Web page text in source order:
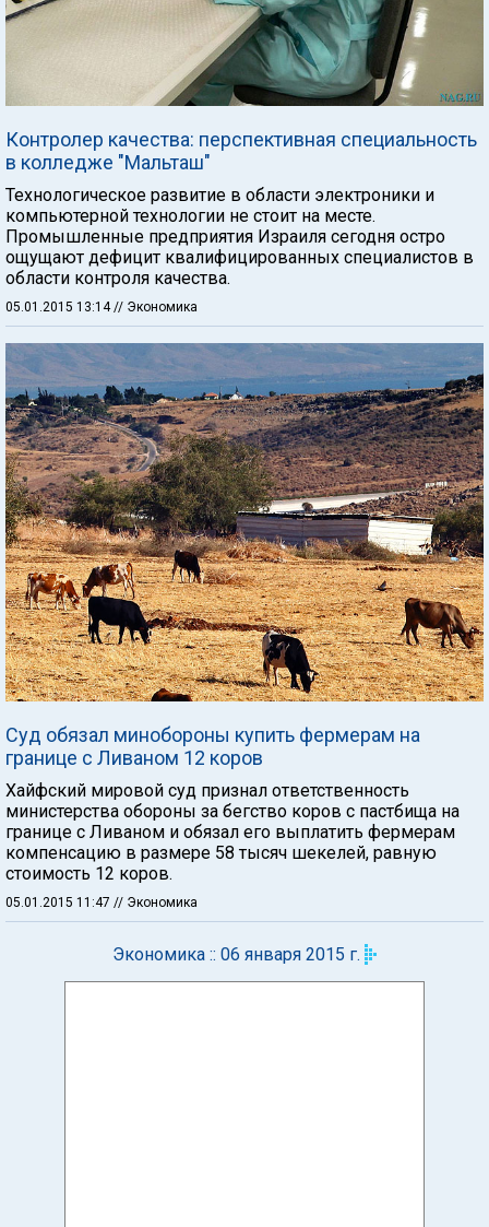
Контролер качества: перспективная специальность
в колледже "Мальташ"
Технологическое развитие в области электроники и
компьютерной технологии не стоит на месте.
Промышленные предприятия Израиля сегодня остро
ощущают дефицит квалифицированных специалистов в
области контроля качества.
05.01.2015 13:14// Экономика
Суд обязал минобороны купить фермерам на
границе с Ливаном 12 коров
Хайфский мировой суд признал ответственность
министерства обороны за бегство коров с пастбища на
границе с Ливаном и обязал его выплатить фермерам
компенсацию в размере 58 тысяч шекелей, равную
стоимость 12 коров.
05.01.2015 11:47 // Экономика
Экономика :: 06 января 2015 г.